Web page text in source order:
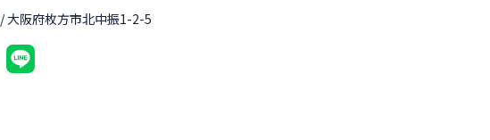
大阪府枚方市北中振1-2-5